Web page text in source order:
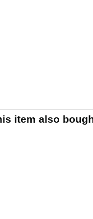
item also